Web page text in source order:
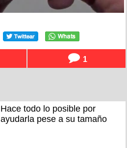
1
Hace todo lo posible por
ayudarla pese a su tamaño